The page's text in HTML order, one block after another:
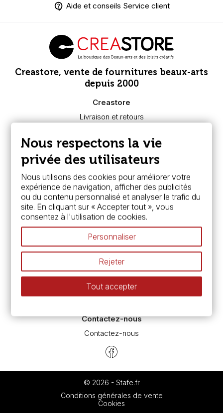
Aide et conseils Service client
Creastore, vente de fournitures beaux-arts
depuis 2000
Creastore
Livraison et retours
Paiement sécurisé
FAQ
Boutique à Angers
Services
Carte fidélité & avantages
Chèque cadeau, bon cadeaux
Devis & bon de commande
Pass culture - mode d'emploi
Nos promotions en cours
Espace conseils
L’aquarelle en tubes ou en godets ?
Le vocabulaire technique de l’aquarelle
Différence entre peinture Fine et Extra-fine
Préparer une toile pour peinture à l'huile et acrylique
Contactez-nous
Contactez-nous
© 2026 - Stafe.fr
Conditions générales de vente
Cookies
Nous respectons la vie
privée des utilisateurs
Nous utilisons des cookies pour améliorer votre
expérience de navigation, afficher des publicités
ou du contenu personnalisé et analyser le trafic du
site. En cliquant sur « Accepter tout », vous
consentez à l'utilisation de cookies.
Personnaliser
Rejeter
Tout accepter